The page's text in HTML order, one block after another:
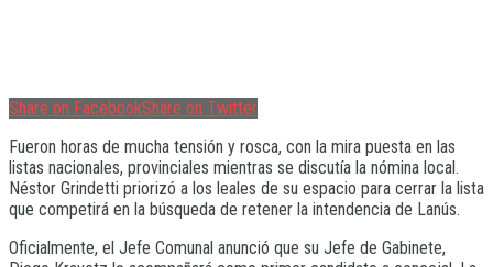
Share on FacebookShare on Twitter
Fueron horas de mucha tensión y rosca, con la mira puesta en las
listas nacionales, provinciales mientras se discutía la nómina local.
Néstor Grindetti priorizó a los leales de su espacio para cerrar la lista
que competirá en la búsqueda de retener la intendencia de Lanús.
Oficialmente, el Jefe Comunal anunció que su Jefe de Gabinete,